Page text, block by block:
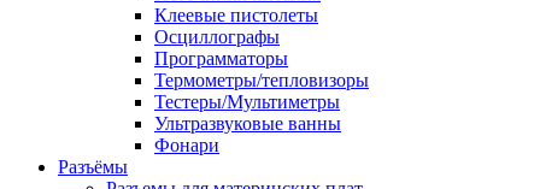
Клеевые пистолеты
Осциллографы
Программаторы
Термометры/тепловизоры
Тестеры/Мультиметры
Ультразвуковые ванны
Фонари
Разъёмы